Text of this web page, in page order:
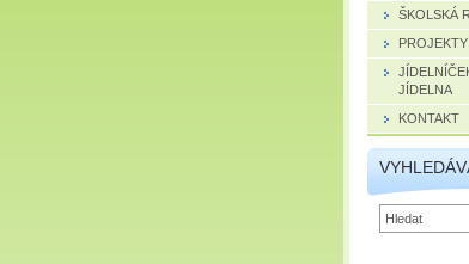
ŠKOLSKÁ
PROJEKTY
JÍDELNA
KONTAKT